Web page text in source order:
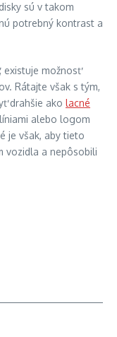
sú v takom
potrebný kontrast a
existuje možnosť
Rátajte však s tým,
drahšie ako lacné
alebo logom
je však, aby tieto
vozidla a nepôsobili